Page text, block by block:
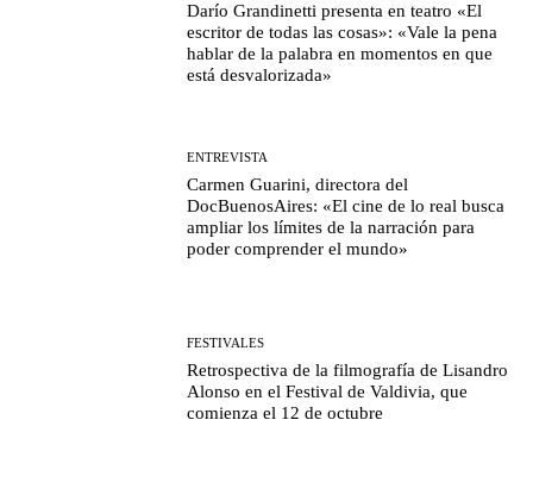
Darío Grandinetti presenta en teatro «El
escritor de todas las cosas»: «Vale la pena
hablar de la palabra en momentos en que
está desvalorizada»
ENTREVISTA
Carmen Guarini, directora del
DocBuenosAires: «El cine de lo real busca
ampliar los límites de la narración para
poder comprender el mundo»
FESTIVALES
Retrospectiva de la filmografía de Lisandro
Alonso en el Festival de Valdivia, que
comienza el 12 de octubre